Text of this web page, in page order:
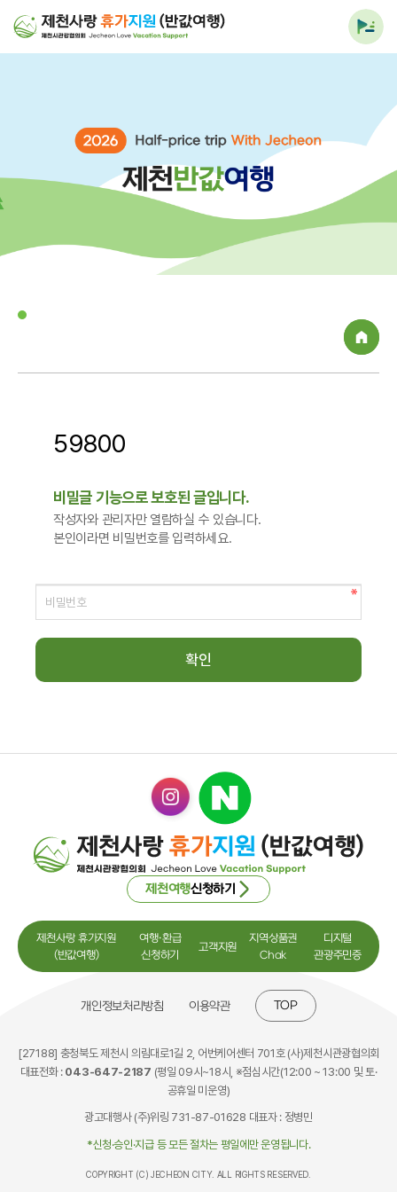
전체
메뉴
59800
비밀글 기능으로 보호된 글입니다.
작성자와 관리자만 열람하실 수 있습니다.
본인이라면 비밀번호를 입력하세요.
제천여행신청하기
제천사랑 휴가지원
(반값여행)
여행·환급
신청하기
고객지원
지역상품권
Chak
디지털
관광주민증
개인정보처리방침 이용약관 TOP
[27188] 충청북도 제천시 의림대로1길 2, 어번케어센터 701호 (사)제천시관광협의회
대표전화 : 043-647-2187 (평일 09시~18시, ※점심시간(12:00 ~ 13:00 및 토·
공휴일 미운영)
광고대행사 (주)위링 731-87-01628 대표자 : 정병민
*신청·승인·지급 등 모든 절차는 평일에만 운영됩니다.
COPYRIGHT (C) JECHEON CITY. ALL RIGHTS RESERVED.